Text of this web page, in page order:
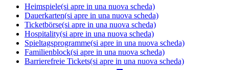
Heimspiele(si apre in una nuova scheda)
Dauerkarten(si apre in una nuova scheda)
Ticketbörse(si apre in una nuova scheda)
Hospitality(si apre in una nuova scheda)
Spieltagsprogramme(si apre in una nuova scheda)
Familienblock(si apre in una nuova scheda)
Barrierefreie Tickets(si apre in una nuova scheda)